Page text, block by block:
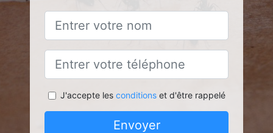
J'accepte les conditionset d'être rappelé
Envoyer